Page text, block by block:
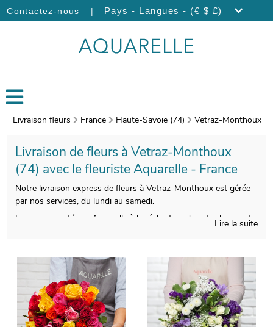
Contactez-nous | Pays - Langues - (€ $ £)
Livraison fleurs France Haute-Savoie (74) Vetraz-Monthoux
Livraison de fleurs à Vetraz-Monthoux
(74) avec le fleuriste Aquarelle - France
Notre livraison express de fleurs à Vetraz-Monthoux est gérée
par nos services, du lundi au samedi.
Le soin apporté par Aquarelle à la réalisation de votre bouquet
dédié à son transport, spécialement conçu pour cela, une
photographie de votre bouquet sera prise. Par la suite, nous
vous enverrons ce cliché par mail, avant de gérer la livraison de
votre bouquet, à votre destinataire, à Vetraz-Monthoux. Notre
petit plus ? Gratuitement et en quelques clics, votre commande
pourra être complétée par un message personnalisé.
Lire la suite